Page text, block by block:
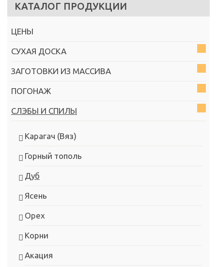
КАТАЛОГ ПРОДУКЦИИ
ЦЕНЫ
СУХАЯ ДОСКА
ЗАГОТОВКИ ИЗ МАССИВА
ПОГОНАЖ
СЛЭБЫ И СПИЛЫ
Карагач (Вяз)
Горный тополь
Дуб
Ясень
Орех
Корни
Акация